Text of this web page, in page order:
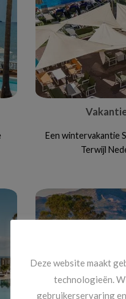
Een wintervakantie
Terwijl
Deze website maakt
technologieën.
gebruikerservaring